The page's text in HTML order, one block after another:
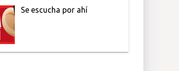
Se escucha por ahí